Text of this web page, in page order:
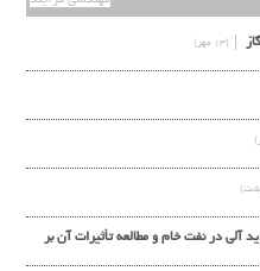
(۱۳ مهر)
آلي در نفت خام و مطالعه تأثيرات آن بر